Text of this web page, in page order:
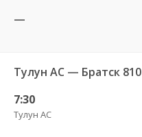
—
Тулун АС — Братск 810
7:30
Тулун АС